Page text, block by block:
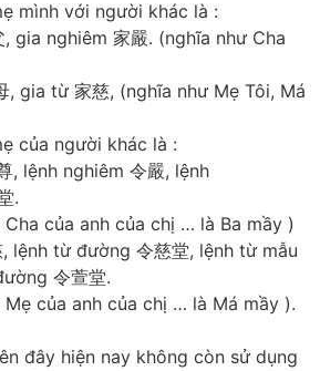
mình với người khác là :
nghiêm 家嚴. (nghĩa như Cha
từ 家慈, (nghĩa như Mẹ Tôi, Má
của người khác là :
nghiêm 令嚴, lệnh
.
của anh của chị … là Ba mầy )
từ đường 令慈堂, lệnh từ mẫu
令萱堂.
anh của chị … là Má mầy ).
đây hiện nay không còn sử dụng